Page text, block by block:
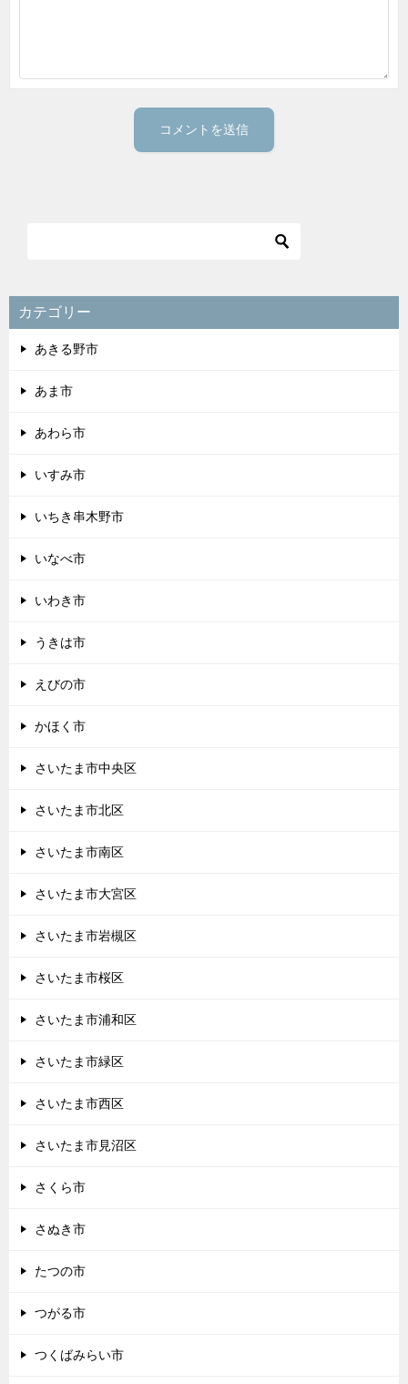
カテゴリー
あきる野市
あま市
あわら市
いすみ市
いちき串木野市
いなべ市
いわき市
うきは市
えびの市
かほく市
さいたま市中央区
さいたま市北区
さいたま市南区
さいたま市大宮区
さいたま市岩槻区
さいたま市桜区
さいたま市浦和区
さいたま市緑区
さいたま市西区
さいたま市見沼区
さくら市
さぬき市
たつの市
つがる市
つくばみらい市